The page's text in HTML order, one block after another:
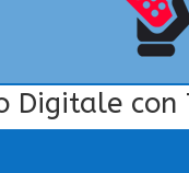
Digitale